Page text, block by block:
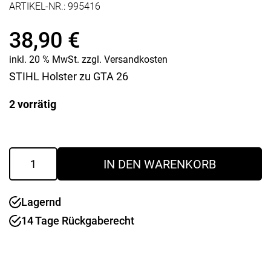
ARTIKEL-NR.: 995416
38,90 €
inkl. 20 % MwSt. zzgl. Versandkosten
STIHL Holster zu GTA 26
2 vorrätig
Holster
GTA-
Menge
IN DEN WARENKORB
Lagernd
14 Tage Rückgaberecht